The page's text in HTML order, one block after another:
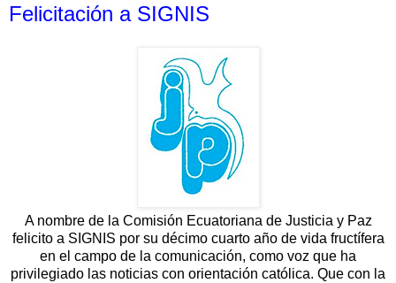
Felicitación a SIGNIS
A nombre de la Comisión Ecuatoriana de Justicia y Paz
felicito a SIGNIS por su décimo cuarto año de vida fructífera
en el campo de la comunicación, como voz que ha
privilegiado las noticias con orientación católica. Que con la